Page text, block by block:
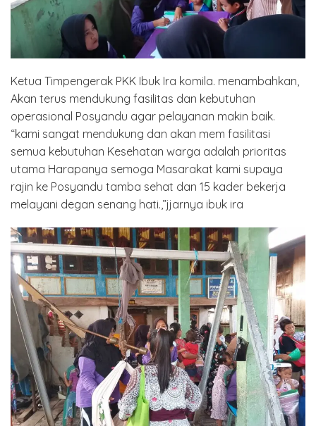
Ketua Timpengerak PKK Ibuk Ira komila. menambahkan,
Akan terus mendukung fasilitas dan kebutuhan
operasional Posyandu agar pelayanan makin baik.
“kami sangat mendukung dan akan mem fasilitasi
semua kebutuhan Kesehatan warga adalah prioritas
utama Harapanya semoga Masarakat kami supaya
rajin ke Posyandu tamba sehat dan 15 kader bekerja
melayani degan senang hati.,”jjarnya ibuk ira